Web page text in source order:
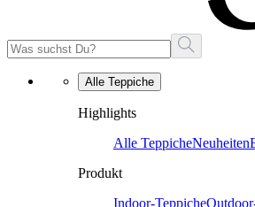
Alle Teppiche
Highlights
Alle TeppicheNeuheiten
Produkt
Indoor-Teppiche